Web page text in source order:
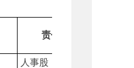
责任单位
人事股